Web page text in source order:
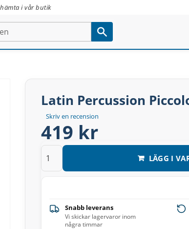
i vår butik
Latin Percussion
Skriv en recension
419 kr
LÄGG I
Snabb leverans
Vi skickar lagervaror inom
några timmar